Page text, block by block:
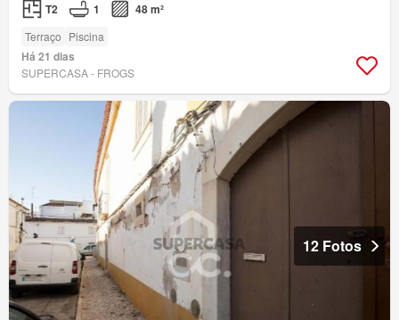
T2 1 48 m²
Terraço Piscina
Há 21 dias
SUPERCASA - FROGS
12 Fotos